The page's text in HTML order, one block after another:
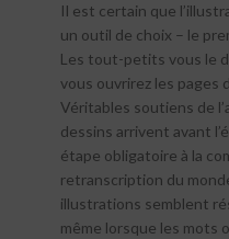
Il est certain que
un outil de choix – le
Les tout-petits vous le
vous ouvrirez les pages
Véritables soutiens de
dessins arrivent avant
étape obligatoire à la
retranscription du
illustrations semblent
même lorsque les mots